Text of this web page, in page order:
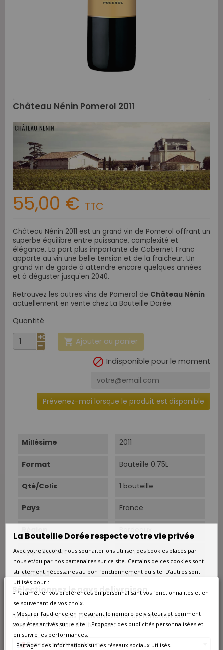
Sélectionnez le pays de livraison
Nos prix et les frais peuvent varier en fonction du
pays/de la région de livraison.
France métropolitaine
Château Nénin Pomerol 2011
55,00 € TTC
Château Nénin 2011 est un grand vin de Pomerol offrant un
superbe équilibre entre puissance, complexité et
élégance. La part plus importante de Cabernet Franc
apporte au vin une belle tension et de la fraicheur. Un
grand vin de garde à attendre encore quelques années
et à déguster jusqu'en 2040.
Retrouvez les autres vins de Pomerol de Château Nénin
actuellement en vente chez La Bouteille Dorée.
Quantité
 Ajouter au panier
 Indisponible pour le moment
Prévenez-moi lorsque le produit est disponible
Millésime 2011
Format Bouteille 0.75L
Qté/Colis 1 bouteille
Pays France
Appellation Pomerol
Couleur Rouge
Type Rouge
Classement Vin d'exception
Superficie
La Bouteille Dorée respecte votre vie privée
Avec votre accord, nous souhaiterions utiliser des cookies placés par
nous et/ou par nos partenaires sur ce site. Certains de ces cookies sont
strictement nécessaires au bon fonctionnement du site. D’autres sont
utilisés pour :
- Paramétrer vos préférences en personnalisant vos fonctionnalités et en
se souvenant de vos choix.
- Mesurer l’audience en mesurant le nombre de visiteurs et comment
vous êtes arrivés sur le site. - Proposer des publicités personnalisées et
en suivre les performances.
- Partager des informations sur les réseaux sociaux utilisés.